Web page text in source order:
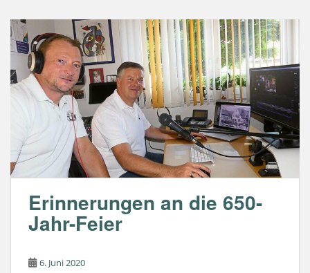
e
b
o
o
k
s
A
p
p
Erinnerungen an die 650-
Jahr-Feier
6. Juni 2020